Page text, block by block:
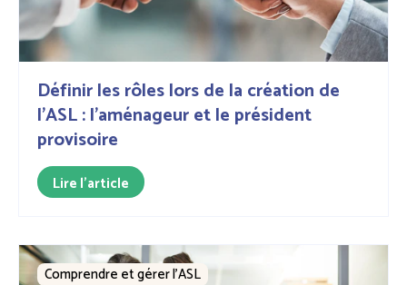
Définir les rôles lors de la création de
l'ASL : l'aménageur et le président
provisoire
Lire l'article
Comprendre et gérer l’ASL